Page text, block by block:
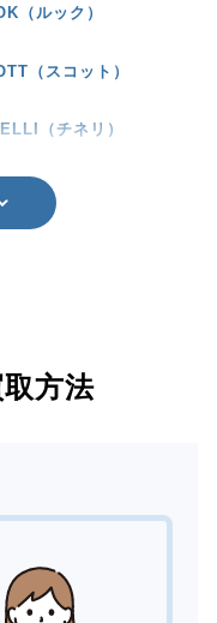
（ルック）
（スコット）
（チネリ）
方法